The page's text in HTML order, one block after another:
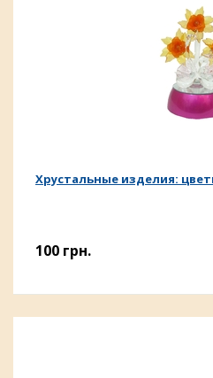
Хрустальные изделия:
100 грн.